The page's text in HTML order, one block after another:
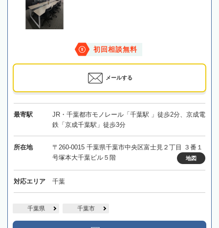
初回相談無料
メールする
最寄駅
JR・千葉都市モノレール「千葉駅 」徒歩2分、京成電
鉄「京成千葉駅」徒歩3分
所在地
〒260-0015 千葉県千葉市中央区富士見２丁目 ３番１
号塚本大千葉ビル５階
地図
対応エリア 千葉
千葉県 千葉市